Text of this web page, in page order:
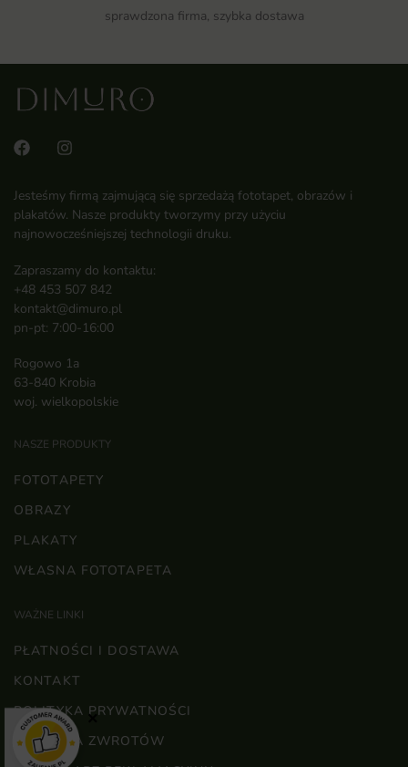
sprawdzona firma, szybka dostawa
Jesteśmy firmą zajmującą się sprzedażą fototapet, obrazów i
plakatów. Nasze produkty tworzymy przy użyciu
najnowocześniejszej technologii druku.
Zapraszamy do kontaktu:
+48 453 507 842
kontakt@dimuro.pl
pn-pt: 7:00-16:00
Rogowo 1a
63-840 Krobia
woj. wielkopolskie
NASZE PRODUKTY
FOTOTAPETY
OBRAZY
PLAKATY
WŁASNA FOTOTAPETA
WAŻNE LINKI
PŁATNOŚCI I DOSTAWA
KONTAKT
POLITYKA PRYWATNOŚCI
POLITYKA ZWROTÓW
×